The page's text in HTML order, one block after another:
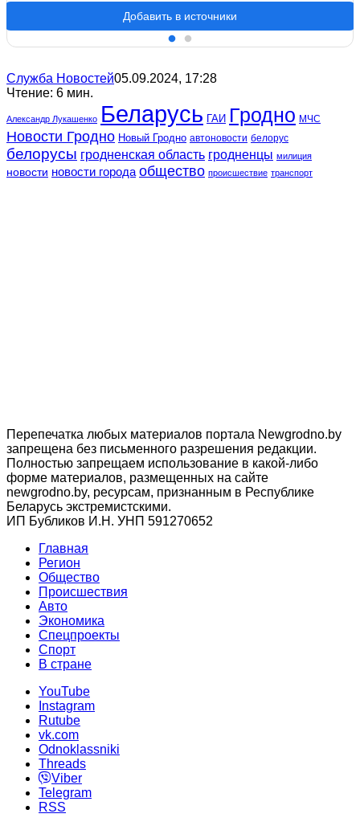
Добавить в источники
Служба Новостей05.09.2024, 17:28
Чтение: 6 мин.
Александр Лукашенко Беларусь ГАИ Гродно МЧС
Новости Гродно Новый Гродно автоновости белорус
белорусы гродненская область гродненцы милиция
новости новости города общество происшествие транспорт
Перепечатка любых материалов портала Newgrodno.by
запрещена без письменного разрешения редакции.
Полностью запрещаем использование в какой-либо
форме материалов, размещенных на сайте
newgrodno.by, ресурсам, признанным в Республике
Беларусь экстремистскими.
ИП Бубликов И.Н. УНП 591270652
Главная
Регион
Общество
Происшествия
Авто
Экономика
Спецпроекты
Cпорт
В стране
YouTube
Instagram
Rutube
vk.com
Odnoklassniki
Threads
Viber
Telegram
RSS